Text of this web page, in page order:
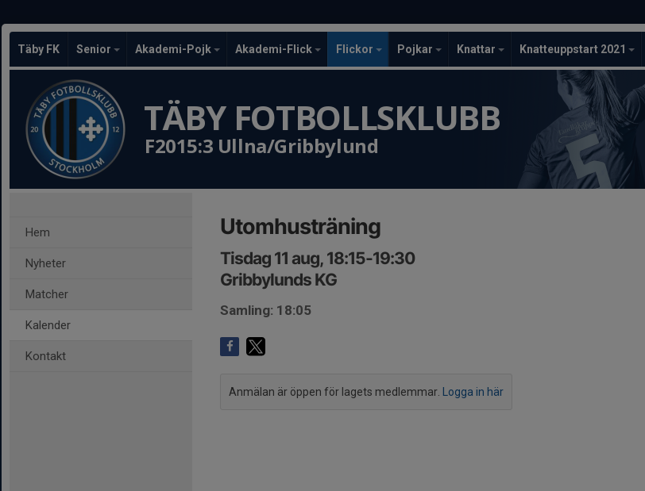
Täby FK Senior Akademi-Pojk Akademi-Flick Flickor Pojkar Knattar Knatteuppstart 2021
TÄBY FOTBOLLSKLUBB
F2015:3 Ullna/Gribbylund
Hem
Nyheter
Matcher
Kalender
Kontakt
Utomhusträning
Tisdag 11 aug, 18:15-19:30
Gribbylunds KG
Samling: 18:05
Anmälan är öppen för lagets medlemmar. Logga in här